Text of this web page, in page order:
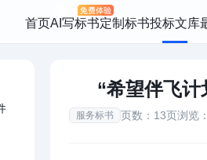
首页AI写标书定制标书投标文库
“希望伴飞
服务标书 页数：13页浏览